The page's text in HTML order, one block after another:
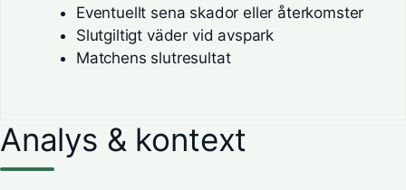
Eventuellt sena skador eller återkomster
Slutgiltigt väder vid avspark
Matchens slutresultat
Analys & kontext